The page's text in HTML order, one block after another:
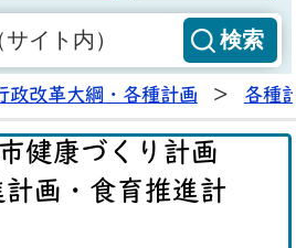
政改革大綱・各種計画 > 各種
健康づくり計画
計画・食育推進計